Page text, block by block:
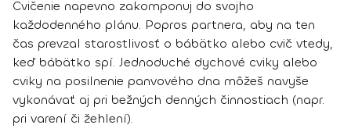
Cvičenie napevno zakomponuj do svojho
každodenného plánu. Popros partnera, aby na ten
čas prevzal starostlivosť o bábätko alebo cvič vtedy,
keď bábätko spí. Jednoduché dychové cviky alebo
cviky na posilnenie panvového dna môžeš navyše
vykonávať aj pri bežných denných činnostiach (napr.
pri varení či žehlení).